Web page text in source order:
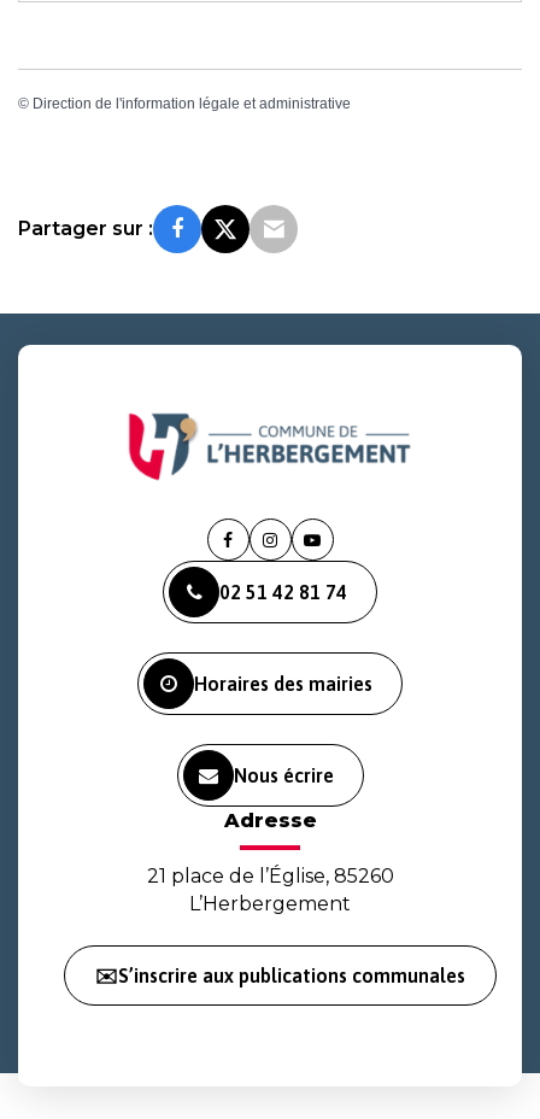
© Direction de l'information légale et administrative
Partager sur :
Lien
le
compte
Lien
le
compte
Lien
la
chaîne
02 51 42 81 74
Horaires des mairies
Nous écrire
Adresse
21 place de l’Église, 85260
L’Herbergement
✉️S’inscrire aux publications communales